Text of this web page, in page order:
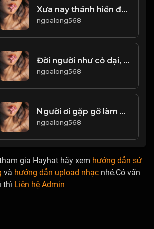
Xưa nay thánh hiền đều tịch mịch Chỉ phường thơ rượu thích lưu danh! Đạo
ngoalong568
Đời người như cỏ dại, mang trong mình sức sống kiệt sức! Đạo
ngoalong568
Người ơi gặp gỡ làm chi Trăm năm biết có duyên gì hay không! & Đạo
ngoalong568
gia Hayhat hãy xem hướng dẫn sử
và hướng dẫn upload nhạc nhé.Có vấn
thì Liên hệ Admin